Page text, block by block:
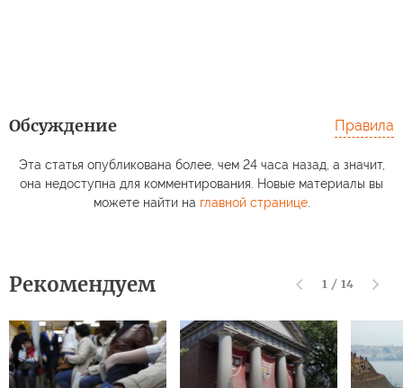
Обсуждение Правила
Эта статья опубликована более, чем 24 часа назад, а значит,
она недоступна для комментирования. Новые материалы вы
можете найти на главной странице.
Рекомендуем 1 / 14